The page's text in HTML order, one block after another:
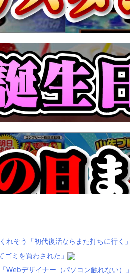
れそう「初代復活ならまた打ちに行く」
ミを買わされた」
デザイナー（パソコン触れない）」